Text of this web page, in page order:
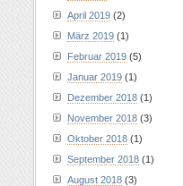
April 2019 (2)
März 2019 (1)
Februar 2019 (5)
Januar 2019 (1)
Dezember 2018 (1)
November 2018 (3)
Oktober 2018 (1)
September 2018 (1)
August 2018 (3)